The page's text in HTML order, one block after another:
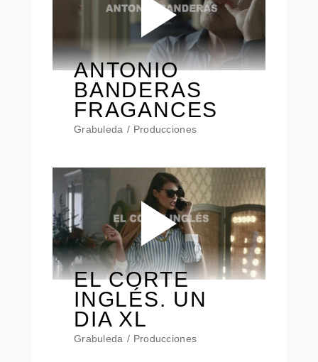
ANTONIO
BANDERAS
FRAGANCES
Grabuleda Producciones
EL CORTE
INGLÉS. UN
DIA XL
Grabuleda Producciones